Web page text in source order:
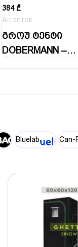
384₾
Airontek
გროუ ტენტი
DOBERMANN –
Bluelab Can-